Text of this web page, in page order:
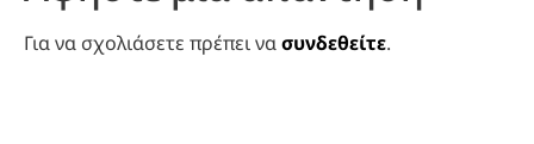
Για να σχολιάσετε πρέπει νασυνδεθείτε.